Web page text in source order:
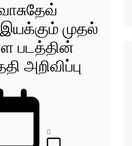
முதல்
படத்தின்
அறிவிப்பு